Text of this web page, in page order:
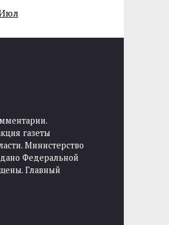
газеты
Министерство
Федеральной
Главный